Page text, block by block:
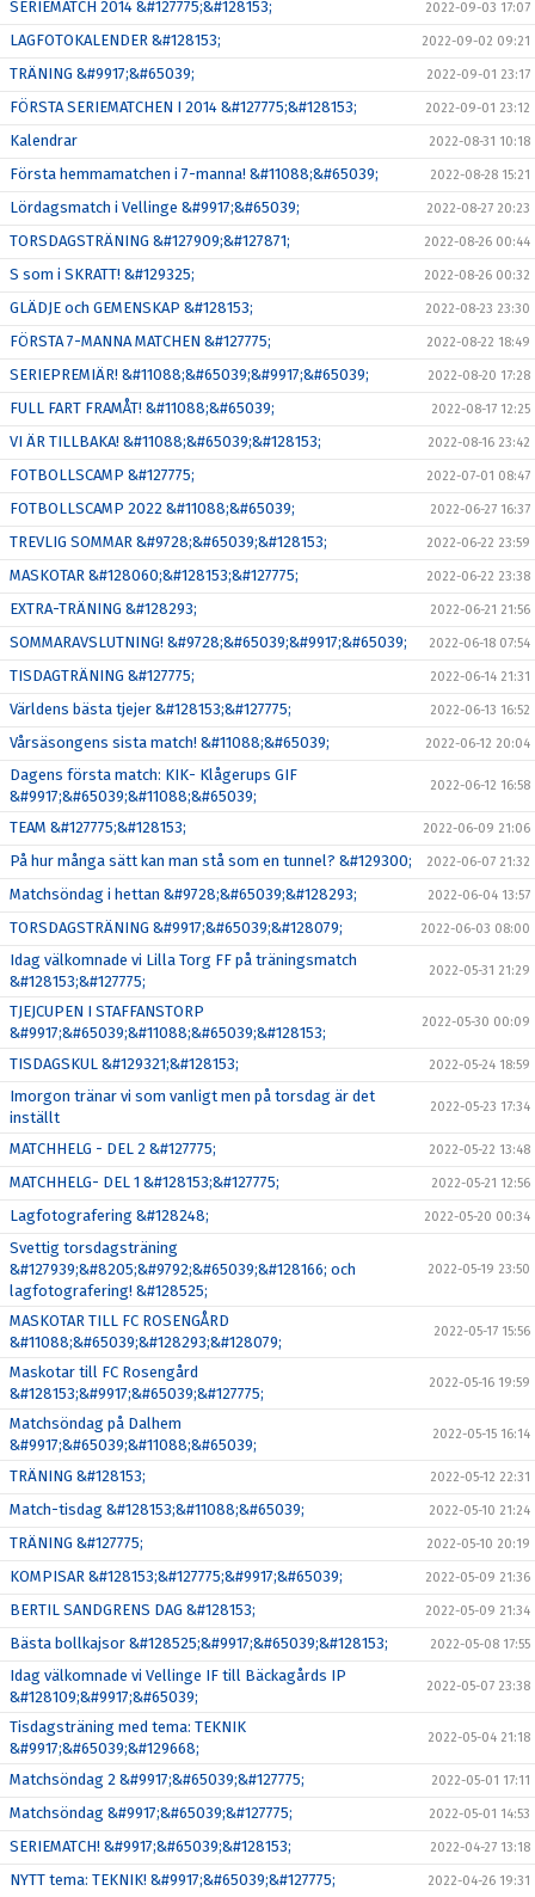
SERIEMATCH 2014 &#127775;&#128153; 2022-09-03 17:07
LAGFOTOKALENDER &#128153; 2022-09-02 09:21
TRÄNING &#9917;&#65039; 2022-09-01 23:17
FÖRSTA SERIEMATCHEN I 2014 &#127775;&#128153; 2022-09-01 23:12
Kalendrar 2022-08-31 10:18
Första hemmamatchen i 7-manna! &#11088;&#65039; 2022-08-28 15:21
Lördagsmatch i Vellinge &#9917;&#65039; 2022-08-27 20:23
TORSDAGSTRÄNING &#127909;&#127871; 2022-08-26 00:44
S som i SKRATT! &#129325; 2022-08-26 00:32
GLÄDJE och GEMENSKAP &#128153; 2022-08-23 23:30
FÖRSTA 7-MANNA MATCHEN &#127775; 2022-08-22 18:49
SERIEPREMIÄR! &#11088;&#65039;&#9917;&#65039; 2022-08-20 17:28
FULL FART FRAMÅT! &#11088;&#65039; 2022-08-17 12:25
VI ÄR TILLBAKA! &#11088;&#65039;&#128153; 2022-08-16 23:42
FOTBOLLSCAMP &#127775; 2022-07-01 08:47
FOTBOLLSCAMP 2022 &#11088;&#65039; 2022-06-27 16:37
TREVLIG SOMMAR &#9728;&#65039;&#128153; 2022-06-22 23:59
MASKOTAR &#128060;&#128153;&#127775; 2022-06-22 23:38
EXTRA-TRÄNING &#128293; 2022-06-21 21:56
SOMMARAVSLUTNING! &#9728;&#65039;&#9917;&#65039; 2022-06-18 07:54
TISDAGTRÄNING &#127775; 2022-06-14 21:31
Världens bästa tjejer &#128153;&#127775; 2022-06-13 16:52
Vårsäsongens sista match! &#11088;&#65039; 2022-06-12 20:04
Dagens första match: KIK- Klågerups GIF
&#9917;&#65039;&#11088;&#65039;
2022-06-12 16:58
TEAM &#127775;&#128153; 2022-06-09 21:06
På hur många sätt kan man stå som en tunnel? &#129300; 2022-06-07 21:32
Matchsöndag i hettan &#9728;&#65039;&#128293; 2022-06-04 13:57
TORSDAGSTRÄNING &#9917;&#65039;&#128079; 2022-06-03 08:00
Idag välkomnade vi Lilla Torg FF på träningsmatch
&#128153;&#127775;
2022-05-31 21:29
TJEJCUPEN I STAFFANSTORP
&#9917;&#65039;&#11088;&#65039;&#128153;
2022-05-30 00:09
TISDAGSKUL &#129321;&#128153; 2022-05-24 18:59
Imorgon tränar vi som vanligt men på torsdag är det
inställt
2022-05-23 17:34
MATCHHELG - DEL 2 &#127775; 2022-05-22 13:48
MATCHHELG- DEL 1 &#128153;&#127775; 2022-05-21 12:56
Lagfotografering &#128248; 2022-05-20 00:34
Svettig torsdagsträning
&#127939;&#8205;&#9792;&#65039;&#128166; och
lagfotografering! &#128525;
2022-05-19 23:50
MASKOTAR TILL FC ROSENGÅRD
&#11088;&#65039;&#128293;&#128079;
2022-05-17 15:56
Maskotar till FC Rosengård
&#128153;&#9917;&#65039;&#127775;
2022-05-16 19:59
Matchsöndag på Dalhem
&#9917;&#65039;&#11088;&#65039;
2022-05-15 16:14
TRÄNING &#128153; 2022-05-12 22:31
Match-tisdag &#128153;&#11088;&#65039; 2022-05-10 21:24
TRÄNING &#127775; 2022-05-10 20:19
KOMPISAR &#128153;&#127775;&#9917;&#65039; 2022-05-09 21:36
BERTIL SANDGRENS DAG &#128153; 2022-05-09 21:34
Bästa bollkajsor &#128525;&#9917;&#65039;&#128153; 2022-05-08 17:55
Idag välkomnade vi Vellinge IF till Bäckagårds IP
&#128109;&#9917;&#65039;
2022-05-07 23:38
Tisdagsträning med tema: TEKNIK
&#9917;&#65039;&#129668;
2022-05-04 21:18
Matchsöndag 2 &#9917;&#65039;&#127775; 2022-05-01 17:11
Matchsöndag &#9917;&#65039;&#127775; 2022-05-01 14:53
SERIEMATCH! &#9917;&#65039;&#128153; 2022-04-27 13:18
NYTT tema: TEKNIK! &#9917;&#65039;&#127775; 2022-04-26 19:31